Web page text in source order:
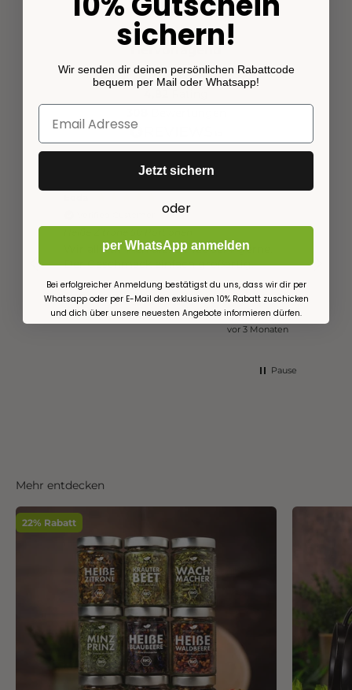
Hervorragend
Wir alle trinken diesen Tee sehr gerne.
Der Geschmack einfach großartig.
vor 3 Monaten
Pause
Mehr entdecken
22% Rabatt
sichern!
Wir senden dir deinen persönlichen Rabattcode
bequem per Mail oder Whatsapp!
Jetzt sichern
oder
per WhatsApp anmelden
Bei erfolgreicher Anmeldung bestätigst du uns, dass wir dir per
Whatsapp oder per E-Mail den exklusiven 10% Rabatt zuschicken
und dich über unsere neuesten Angebote informieren dürfen.